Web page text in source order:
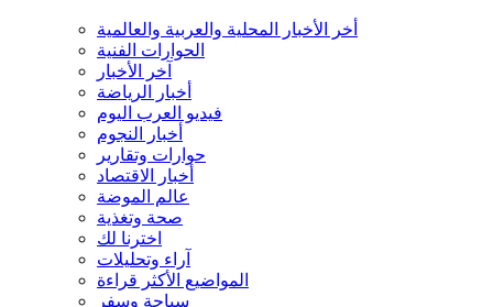
أخر الأخبار المحلية والعربية والعالمية
الحوارات الفنية
آخر الأخبار
أخبار الرياضة
فيديو العرب اليوم
أخبار النجوم
حوارات وتقارير
أخبار الاقتصاد
عالم الموضة
صحة وتغذية
اخترنا لك
آراء وتحليلات
المواضيع الأكثر قراءة
سياحة وسفر